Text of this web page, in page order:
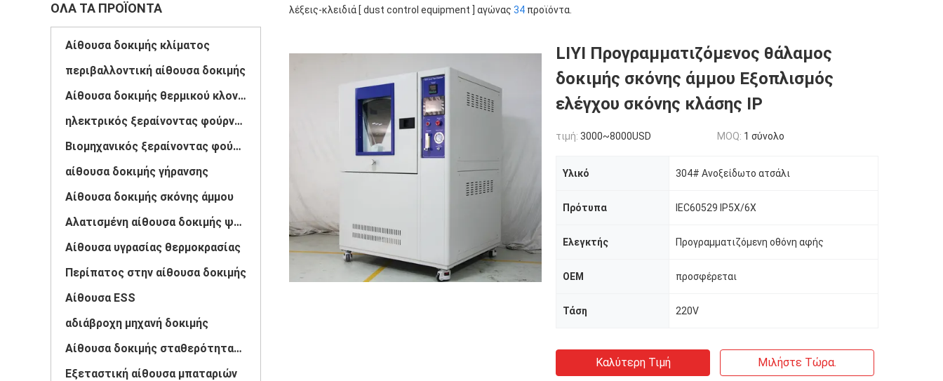
ΌΛΑ ΤΑ ΠΡΟΪΌΝΤΑ
Αίθουσα δοκιμής κλίματος
περιβαλλοντική αίθουσα δοκιμής
Αίθουσα δοκιμής θερμικού κλονισμού
ηλεκτρικός ξεραίνοντας φούρνος
Βιομηχανικός ξεραίνοντας φούρνος
αίθουσα δοκιμής γήρανσης
Αίθουσα δοκιμής σκόνης άμμου
Αλατισμένη αίθουσα δοκιμής ψεκασμού
Αίθουσα υγρασίας θερμοκρασίας
Περίπατος στην αίθουσα δοκιμής
Αίθουσα ESS
αδιάβροχη μηχανή δοκιμής
Αίθουσα δοκιμής σταθερότητας φαρμάκων
Εξεταστική αίθουσα μπαταριών
λέξεις-κλειδιά [ dust control equipment ] αγώνας 34 προϊόντα.
LIYI Προγραμματιζόμενος θάλαμος
δοκιμής σκόνης άμμου Εξοπλισμός
ελέγχου σκόνης κλάσης IP
τιμή: 3000~8000USD MOQ: 1 σύνολο
Υλικό 304# Ανοξείδωτο ατσάλι
Πρότυπα IEC60529 IP5X/6X
Ελεγκτής Προγραμματιζόμενη οθόνη αφής
OEM προσφέρεται
Τάση 220V
Καλύτερη Τιμή Μιλήστε Τώρα.